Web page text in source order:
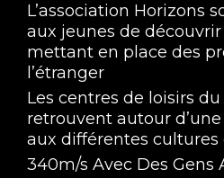
Ma Nénette Carbure au
Dec 22, 2025 • 1:27:04
L’association Horizons
aux jeunes de
mettant en place des
l’étranger
Les centres de loisirs
retrouvent autour
aux différentes
340m/s Avec Des Gens